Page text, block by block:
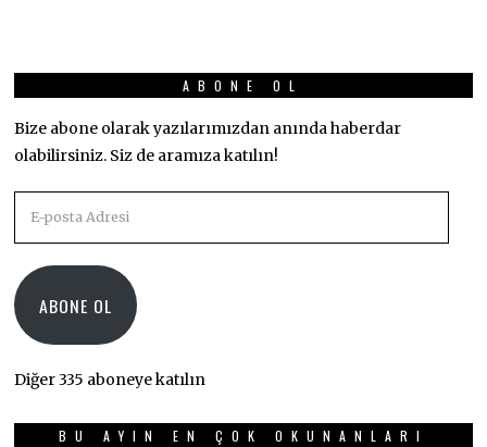
ABONE OL
Bize abone olarak yazılarımızdan anında haberdar
olabilirsiniz. Siz de aramıza katılın!
posta
ABONE OL
Diğer 335 aboneye katılın
BU AYIN EN ÇOK OKUNANLARI